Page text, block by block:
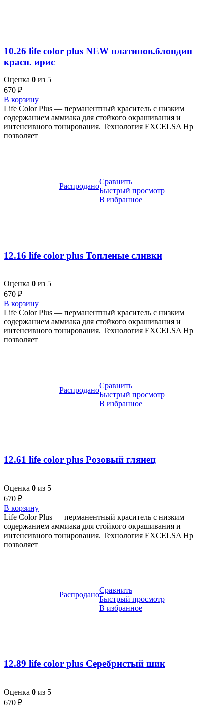
10.26 life color plus NEW платинов.блондин
красн. ирис
Оценка 0 из 5
670 ₽
В корзину
Life Color Plus — перманентный краситель с низким
содержанием аммиака для стойкого окрашивания и
интенсивного тонирования. Технология EXCELSA Hp
позволяет
Распродано
Сравнить
Быстрый просмотр
В избранное
12.16 life color plus Топленые сливки
Оценка 0 из 5
670 ₽
В корзину
Life Color Plus — перманентный краситель с низким
содержанием аммиака для стойкого окрашивания и
интенсивного тонирования. Технология EXCELSA Hp
позволяет
Распродано
Сравнить
Быстрый просмотр
В избранное
12.61 life color plus Розовый глянец
Оценка 0 из 5
670 ₽
В корзину
Life Color Plus — перманентный краситель с низким
содержанием аммиака для стойкого окрашивания и
интенсивного тонирования. Технология EXCELSA Hp
позволяет
Распродано
Сравнить
Быстрый просмотр
В избранное
12.89 life color plus Серебристый шик
Оценка 0 из 5
670 ₽